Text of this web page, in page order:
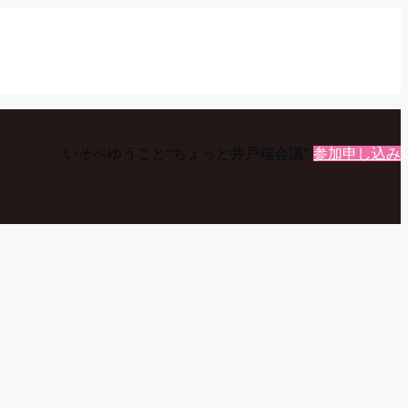
いそべゆうこと“ちょっと井戸端会議” 参加申し込み